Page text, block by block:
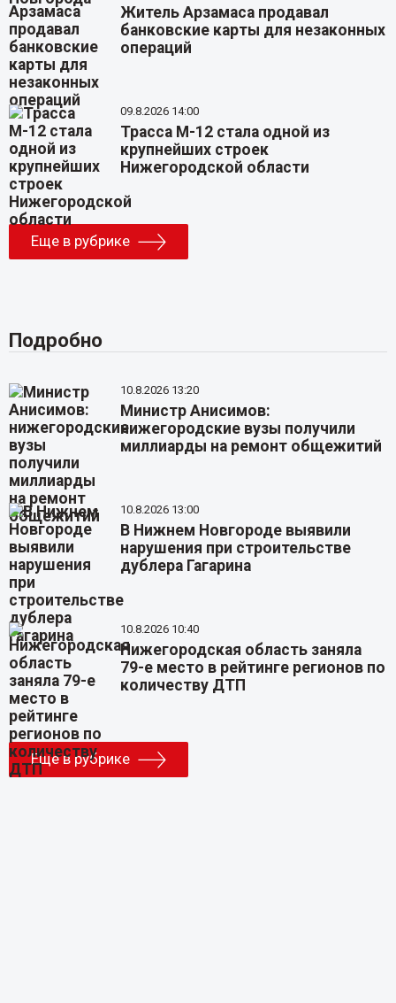
Житель Арзамаса продавал
банковские карты для незаконных
операций
09.8.2026 14:00
Трасса М-12 стала одной из
крупнейших строек
Нижегородской области
Еще в рубрике
Подробно
10.8.2026 13:20
Министр Анисимов:
нижегородские вузы получили
миллиарды на ремонт общежитий
10.8.2026 13:00
В Нижнем Новгороде выявили
нарушения при строительстве
дублера Гагарина
10.8.2026 10:40
Нижегородская область заняла
79-е место в рейтинге регионов по
количеству ДТП
Еще в рубрике